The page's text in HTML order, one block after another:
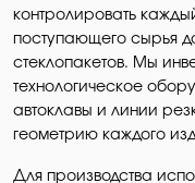
контролировать
поступающего сырья
стеклопакетов. Мы
технологическое
автоклавы и линии
геометрию каждого
Для производства